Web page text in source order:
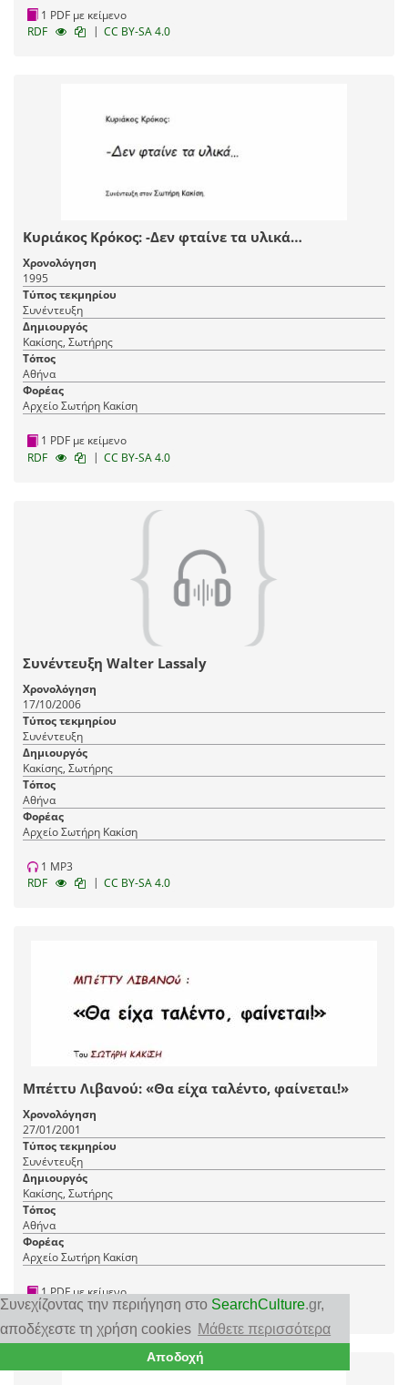
Συνεχίζοντας την περιήγηση στο SearchCulture.gr,
αποδέχεστε τη χρήση cookies Μάθετε περισσότερα
Αποδοχή
1 PDF με κείμενο
RDF
| CC BY-SA 4.0
Κυριάκος Κρόκος: -Δεν φταίνε τα υλικά…
Χρονολόγηση
1995
Τύπος τεκμηρίου
Συνέντευξη
Δημιουργός
Κακίσης, Σωτήρης
Τόπος
Αθήνα
Φορέας
Αρχείο Σωτήρη Κακίση
1 PDF με κείμενο
RDF
| CC BY-SA 4.0
Συνέντευξη Walter Lassaly
Χρονολόγηση
17/10/2006
Τύπος τεκμηρίου
Συνέντευξη
Δημιουργός
Κακίσης, Σωτήρης
Τόπος
Αθήνα
Φορέας
Αρχείο Σωτήρη Κακίση
1 MP3
RDF
| CC BY-SA 4.0
Μπέττυ Λιβανού: «Θα είχα ταλέντο, φαίνεται!»
Χρονολόγηση
27/01/2001
Τύπος τεκμηρίου
Συνέντευξη
Δημιουργός
Κακίσης, Σωτήρης
Τόπος
Αθήνα
Φορέας
Αρχείο Σωτήρη Κακίση
1 PDF με κείμενο
RDF
| CC BY-SA 4.0